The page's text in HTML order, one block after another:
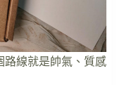
路線就是帥氣、質感